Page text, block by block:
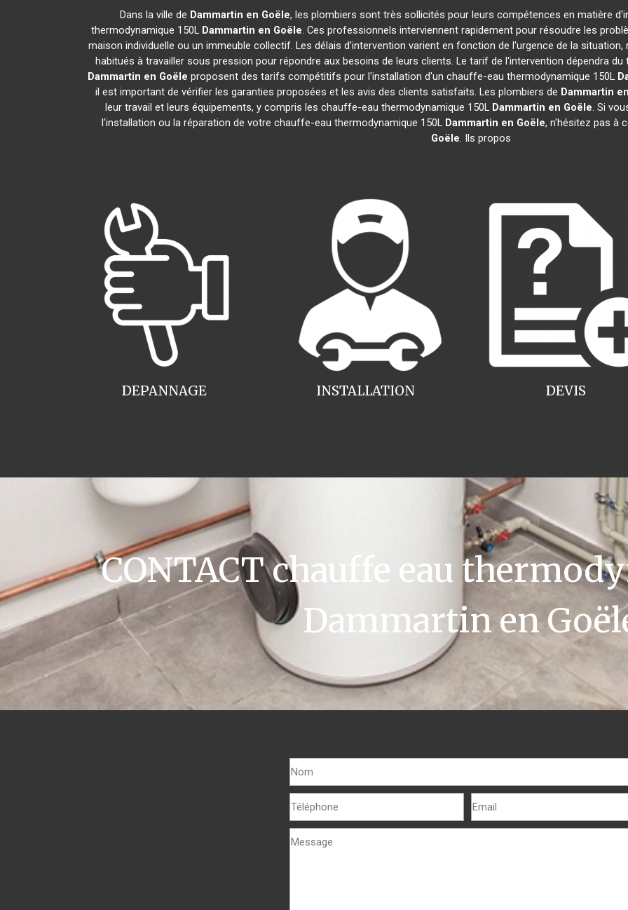
Dans la ville de Dammartin en Goële, les plombiers sont très sollicités pour leurs compétences en matière
thermodynamique 150L Dammartin en Goële. Ces professionnels interviennent rapidement pour résoudre les
maison individuelle ou un immeuble collectif. Les délais d'intervention varient en fonction de l'urgence de la
habitués à travailler sous pression pour répondre aux besoins de leurs clients. Le tarif de l'intervention dépendra
Dammartin en Goële proposent des tarifs compétitifs pour l'installation d'un chauffe-eau thermodynamique 150L
il est important de vérifier les garanties proposées et les avis des clients satisfaits. Les plombiers de Dammartin
leur travail et leurs équipements, y compris les chauffe-eau thermodynamique 150L Dammartin en Goële. Si
l'installation ou la réparation de votre chauffe-eau thermodynamique 150L Dammartin en Goële, n'hésitez pas à
Goële. Ils propos
INSTALLATION
DEPANNAGE DEVIS
CONTACT chauffe eau
Dammartin en